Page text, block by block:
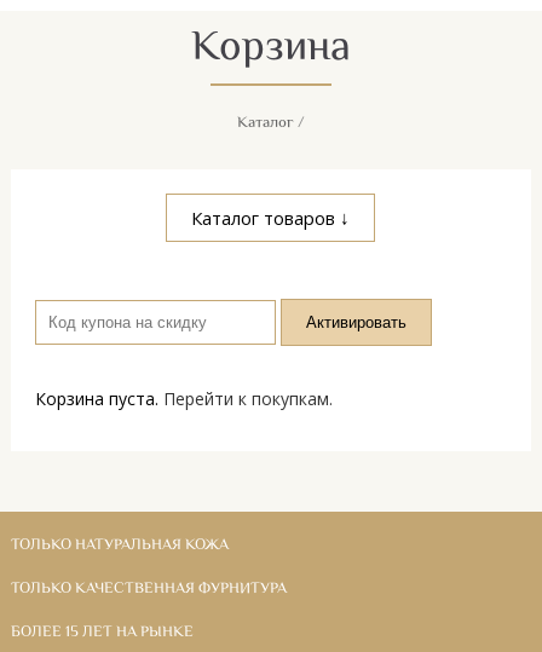
Корзина
Каталог/
Каталог товаров ↓
Корзина пуста. Перейти к покупкам.
ТОЛЬКО НАТУРАЛЬНАЯ КОЖА
ТОЛЬКО КАЧЕСТВЕННАЯ ФУРНИТУРА
БОЛЕЕ 15 ЛЕТ НА РЫНКЕ